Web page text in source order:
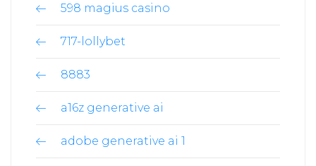
598 magius casino
717-lollybet
8883
a16z generative ai
adobe generative ai 1